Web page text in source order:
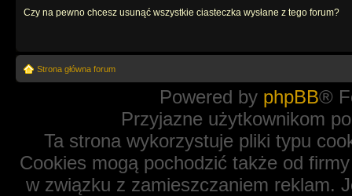
Czy na pewno chcesz usunąć wszystkie ciasteczka wysłane z tego forum?
Strona główna forum
Powered by phpBB®
Przyjazne użytkownikom
Ta strona wykorzystuje pliki typu
Cookies mogą pochodzić także od
w związku z zamieszczaniem reklam.